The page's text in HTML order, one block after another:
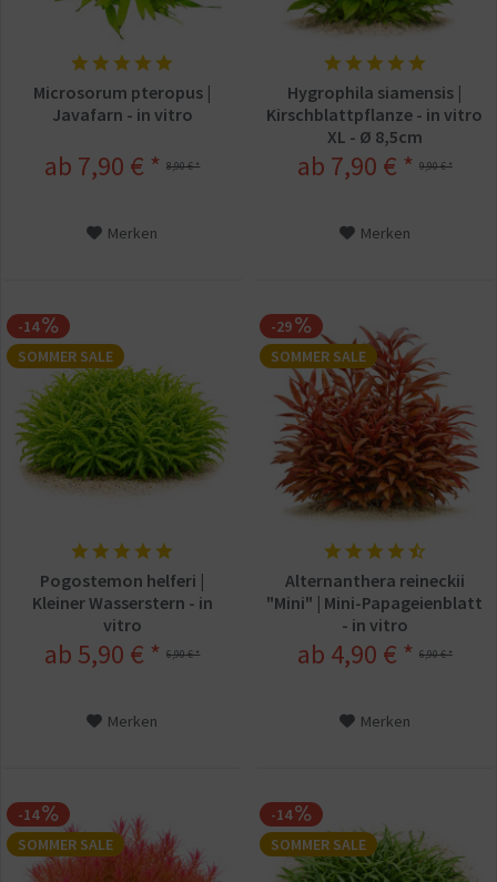
Microsorum pteropus |
Javafarn - in vitro
8,90 € *
ab 7,90 € *
Merken
Hygrophila siamensis |
Kirschblattpflanze - in vitro
XL - Ø 8,5cm
9,90 € *
ab 7,90 € *
Merken
-14
SOMMER SALE
Pogostemon helferi |
Kleiner Wasserstern - in
vitro
6,90 € *
ab 5,90 € *
Merken
-29
SOMMER SALE
Alternanthera reineckii
"Mini" | Mini-Papageienblatt
- in vitro
6,90 € *
ab 4,90 € *
Merken
-14
SOMMER SALE
-14
SOMMER SALE